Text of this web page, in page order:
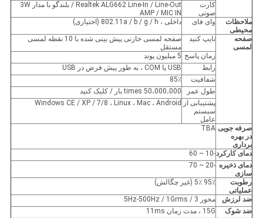
کارت
صوتی
Realtek ALG662 Line-In / Line-Out / بلندگو با مدار 3W
AMP / MIC IN
ملاحظات
محیطی
وای فای داخلی ، 802.11a / b / g / h (اختیاری)
صفحه
لمسی
تایپ کنید
صفحه لمسی خازنی پیش بینی شده با 10 نقطه لمسی
مستقل
زمان پاسخ 5 میلیون پوند
رابط
USB یا COM ، به طور پیش فرض در USB
شفافیت
85٪
طول عمر
50،000،000 times بار / کلیک کنید
پشتیبانی از
سیستم
عامل
Windows CE / XP / 7/8 ، Linux ، Mac ، Android
صرفه جویی
در بهره
برداری
TBA
دمای کارکرد-10 ~ 60
دمای ذخیره
سازی
-20 ~ 70
رطوبت
عملیاتی
95٪ 5٪ (غیر چگالش)
ضد لرزش
محور 5Hz-500Hz / 1Grms / 3
ضد شوک
15G ، مدت زمان 11ms